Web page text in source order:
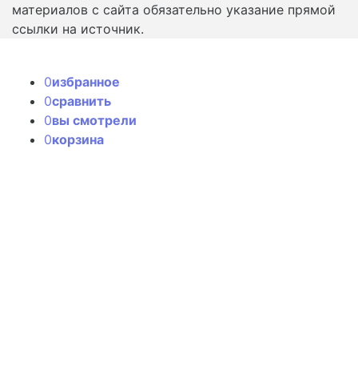
материалов с сайта обязательно указание прямой
ссылки на источник.
0избранное
0сравнить
0вы смотрели
0корзина